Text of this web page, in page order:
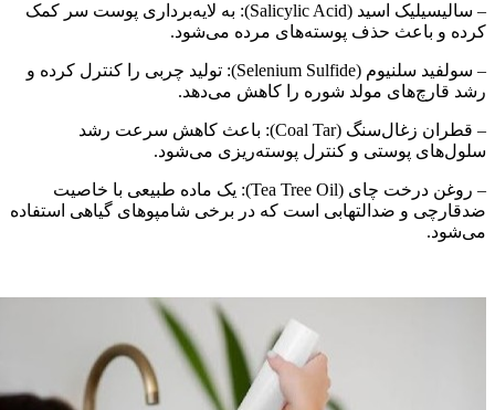
– سالیسیلیک اسید (Salicylic Acid): به لایه‌برداری پوست سر کمک
و باعث حذف پوسته‌های مرده می‌شود.
– سولفید سلنیوم (Selenium Sulfide): تولید چربی را کنترل کرده و
قارچ‌های مولد شوره را کاهش می‌دهد.
– قطران زغال‌سنگ (Coal Tar): باعث کاهش سرعت رشد
پوستی و کنترل پوسته‌ریزی می‌شود.
– روغن درخت چای (Tea Tree Oil): یک ماده طبیعی با خاصیت
و ضدالتهابی است که در برخی شامپوهای گیاهی استفاده